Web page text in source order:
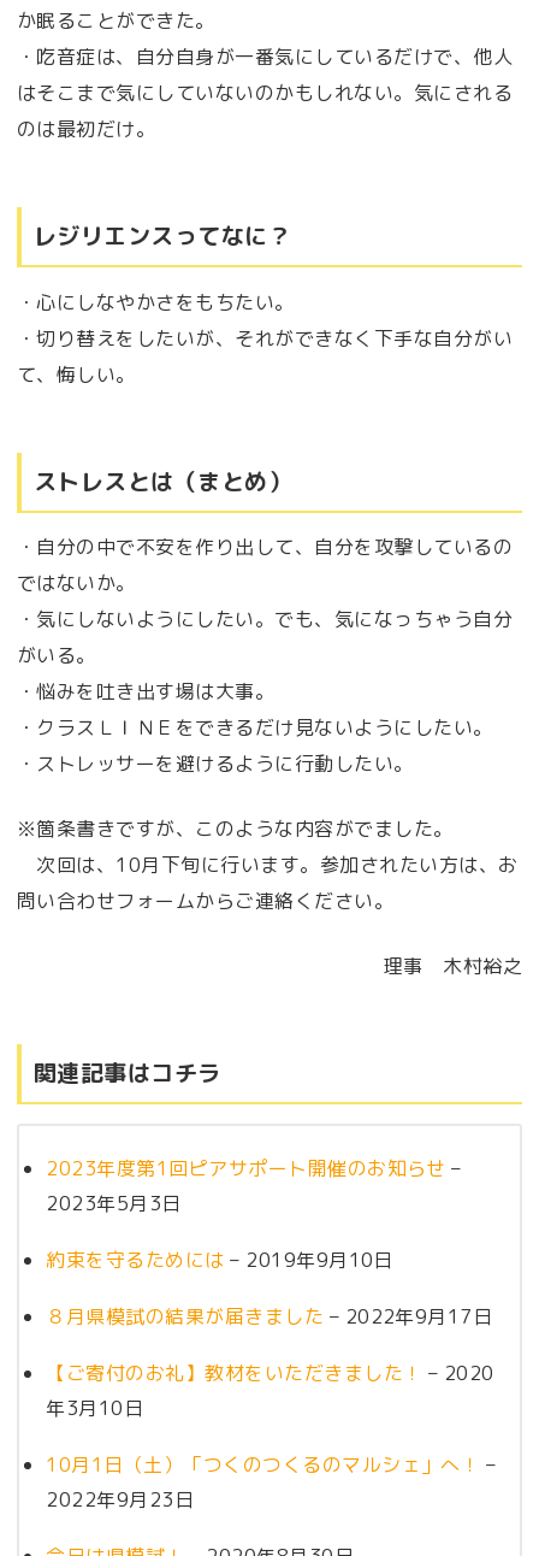
か眠ることができた。
・吃音症は、自分自身が一番気にしているだけで、他人
はそこまで気にしていないのかもしれない。気にされる
のは最初だけ。
レジリエンスってなに？
・心にしなやかさをもちたい。
・切り替えをしたいが、それができなく下手な自分がい
て、悔しい。
ストレスとは（まとめ）
・自分の中で不安を作り出して、自分を攻撃しているの
ではないか。
・気にしないようにしたい。でも、気になっちゃう自分
がいる。
・悩みを吐き出す場は大事。
・クラスＬＩＮＥをできるだけ見ないようにしたい。
・ストレッサーを避けるように行動したい。
※箇条書きですが、このような内容がでました。
次回は、10月下旬に行います。参加されたい方は、お
問い合わせフォームからご連絡ください。
理事 木村裕之
関連記事はコチラ
2023年度第1回ピアサポート開催のお知らせ –
2023年5月3日
約束を守るためには – 2019年9月10日
８月県模試の結果が届きました – 2022年9月17日
【ご寄付のお礼】教材をいただきました！ – 2020
年3月10日
10月1日（土）「つくのつくるのマルシェ」へ！ –
2022年9月23日